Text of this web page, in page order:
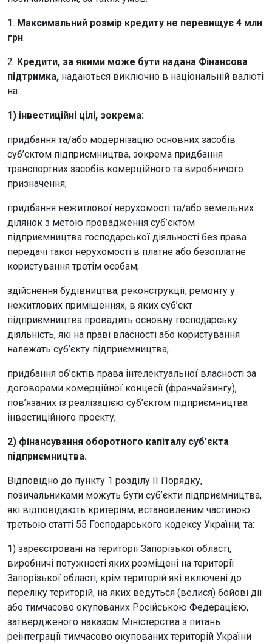
1. Максимальний розмір кредиту не перевищує 4 млн
грн.
2. Кредити, за якими може бути надана Фінансова
підтримка, надаються виключно в національній валюті
на:
1) інвестиційні цілі, зокрема:
придбання та/або модернізацію основних засобів
суб’єктом підприємництва, зокрема придбання
транспортних засобів комерційного та виробничого
призначення;
придбання нежитлової нерухомості та/або земельних
ділянок з метою провадження суб’єктом
підприємництва господарської діяльності без права
передачі такої нерухомості в платне або безоплатне
користування третім особам;
здійснення будівництва, реконструкції, ремонту у
нежитлових приміщеннях, в яких суб’єкт
підприємництва провадить основну господарську
діяльність, які на праві власності або користування
належать суб’єкту підприємництва;
придбання об’єктів права інтелектуальної власності за
договорами комерційної концесії (франчайзингу),
пов’язаних із реалізацією суб’єктом підприємництва
інвестиційного проєкту;
2) фінансування оборотного капіталу суб’єкта
підприємництва.
Відповідно до пункту 1 розділу II Порядку,
позичальниками можуть бути суб’єкти підприємництва,
які відповідають критеріям, встановленим частиною
третьою статті 55 Господарського кодексу України, та:
1) зареєстровані на території Запорізької області,
виробничі потужності яких розміщені на території
Запорізької області, крім територій які включені до
переліку територій, на яких ведуться (велися) бойові дії
або тимчасово окупованих Російською Федерацією,
затвердженого наказом Міністерства з питань
реінтеграції тимчасово окупованих територій України